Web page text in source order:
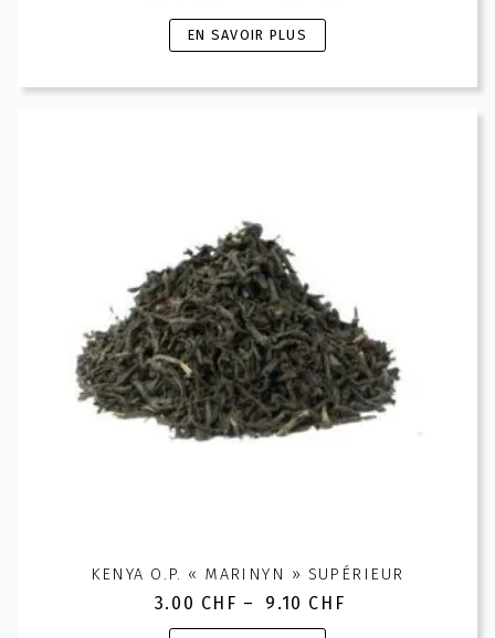
de
prix :
à
EN SAVOIR PLUS
Ce
produit
choisies
sur
la
page
du
produit
KENYA O.P. « MARINYN » SUPÉRIEUR
3.00 CHF – 9.10 CHF
Plage
de